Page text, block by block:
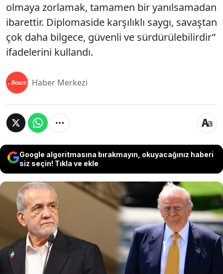
olmaya zorlamak, tamamen bir yanılsamadan
ibarettir. Diplomaside karşılıklı saygı, savaştan
çok daha bilgece, güvenli ve sürdürülebilirdir”
ifadelerini kullandı.
Haber Merkezi
Google algoritmasına bırakmayın, okuyacağınız haberi
siz seçin! Tıkla ve ekle
Trump'ın İran'a saldırı için gün verdiği açıklaması
sonrası İran Cumhurbaşkanı Pezeşkiyan, “İran'ı
güç kullanarak teslim olmaya zorlamak,
tamamen bir yanılsamadan ibarettir.
Diplomaside karşılıklı saygı, savaştan çok daha
bilgece, güvenli ve sürdürülebilirdir” ifadelerini